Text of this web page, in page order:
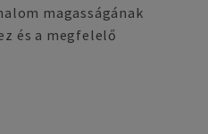
magasságának
és a megfelelő